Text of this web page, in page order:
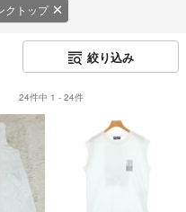
クトップ
絞り込み
24件中 1 - 24件